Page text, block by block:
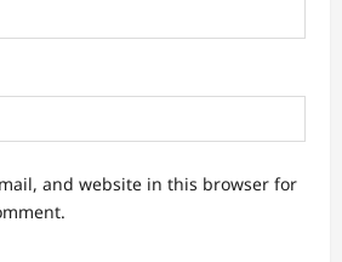
and website in this browser for